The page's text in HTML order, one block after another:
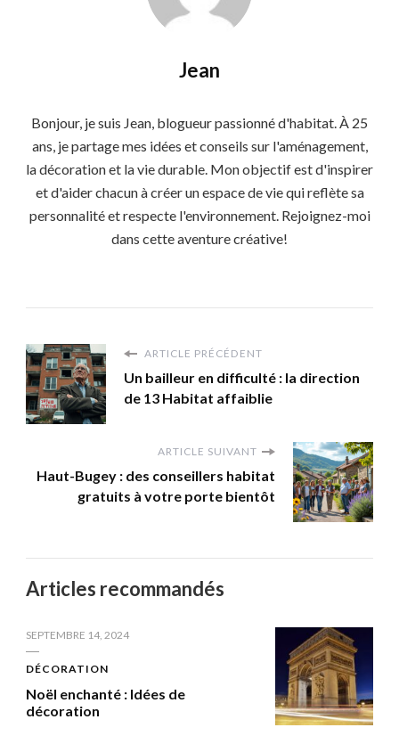
Jean
Bonjour, je suis Jean, blogueur passionné d'habitat. À 25
ans, je partage mes idées et conseils sur l'aménagement,
la décoration et la vie durable. Mon objectif est d'inspirer
et d'aider chacun à créer un espace de vie qui reflète sa
personnalité et respecte l'environnement. Rejoignez-moi
dans cette aventure créative!
ARTICLE PRÉCÉDENT
Un bailleur en difficulté : la direction
de 13 Habitat affaiblie
ARTICLE SUIVANT
Haut-Bugey : des conseillers habitat
gratuits à votre porte bientôt
Articles recommandés
SEPTEMBRE 14, 2024
DÉCORATION
Noël enchanté : Idées de
décoration